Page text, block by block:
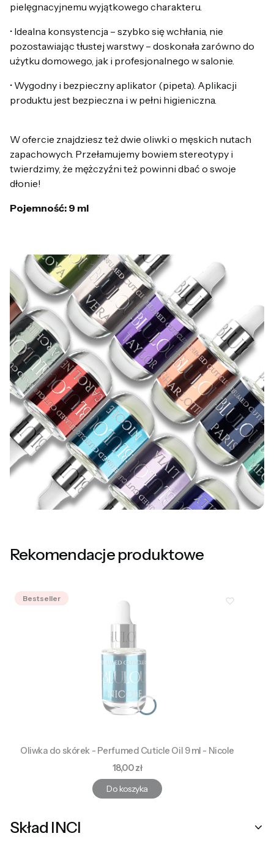
pielęgnacyjnemu wyjątkowego charakteru.
• Idealna konsystencja – szybko się wchłania, nie
pozostawiając tłustej warstwy – doskonała zarówno do
użytku domowego, jak i profesjonalnego w salonie.
• Wygodny i bezpieczny aplikator (pipeta). Aplikacji
produktu jest bezpieczna i w pełni higieniczna.
W ofercie znajdziesz też dwie oliwki o męskich nutach
zapachowych. Przełamujemy bowiem stereotypy i
twierdzimy, że mężczyźni też powinni dbać o swoje
dłonie!
Pojemność: 9 ml
Rekomendacje produktowe
Bestseller
Oliwka do skórek - Perfumed Cuticle Oil 9 ml - Nicole
Cena
18,00 zł
Do koszyka
Skład INCI